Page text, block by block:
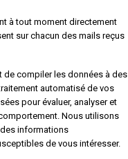
à tout moment directement
sur chacun des mails reçus
de compiler les données à des
automatisé de vos
pour évaluer, analyser et
Nous utilisons
informations
de vous intéresser.